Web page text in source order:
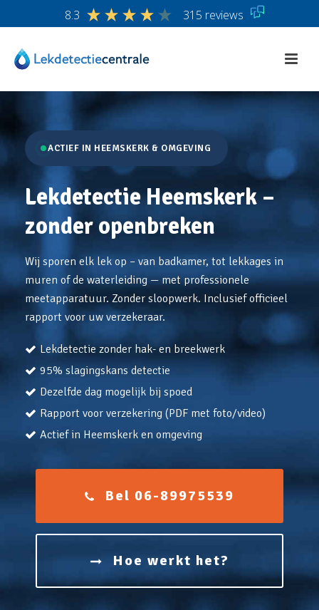
8.3 315 reviews
ACTIEF IN HEEMSKERK & OMGEVING
Lekdetectie Heemskerk –
zonder openbreken
Wij sporen elk lek op – van badkamer, tot lekkages in
muren of de waterleiding — met professionele
meetapparatuur. Zonder sloopwerk. Inclusief officieel
rapport voor uw verzekeraar.
Lekdetectie zonder hak- en breekwerk
95% slagingskans detectie
Dezelfde dag mogelijk bij spoed
Rapport voor verzekering (PDF met foto/video)
Actief in Heemskerk en omgeving
Bel 06-89975539
Hoe werkt het?